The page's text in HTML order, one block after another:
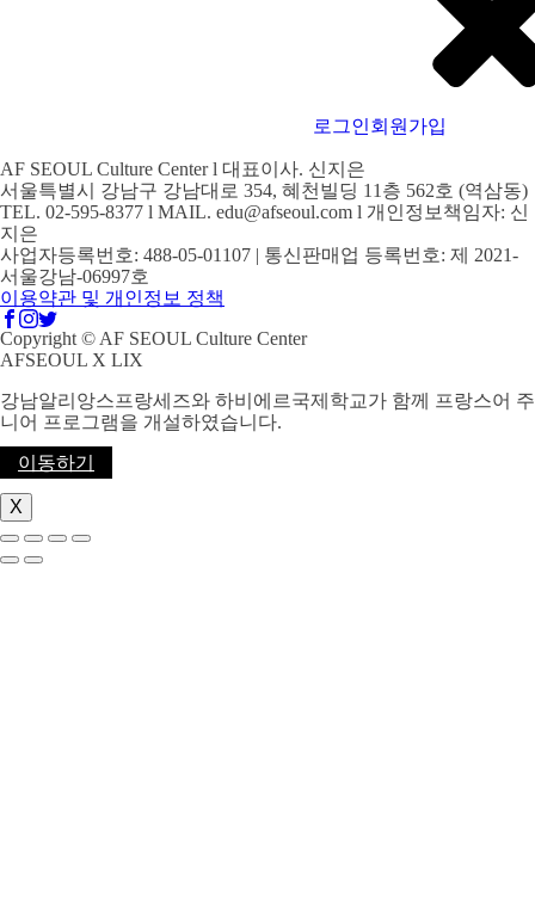
로그인회원가입
AF SEOUL Culture Center l 대표이사. 신지은
서울특별시 강남구 강남대로 354, 혜천빌딩 11층 562호 (역삼동)
TEL. 02-595-8377 l MAIL. edu@afseoul.com l 개인정보책임자: 신
지은
사업자등록번호: 488-05-01107 | 통신판매업 등록번호: 제 2021-
서울강남-06997호
이용약관 및 개인정보 정책
Copyright © AF SEOUL Culture Center
AFSEOUL X LIX
강남알리앙스프랑세즈와 하비에르국제학교가 함께 프랑스어 주
니어 프로그램을 개설하였습니다.
이동하기
X